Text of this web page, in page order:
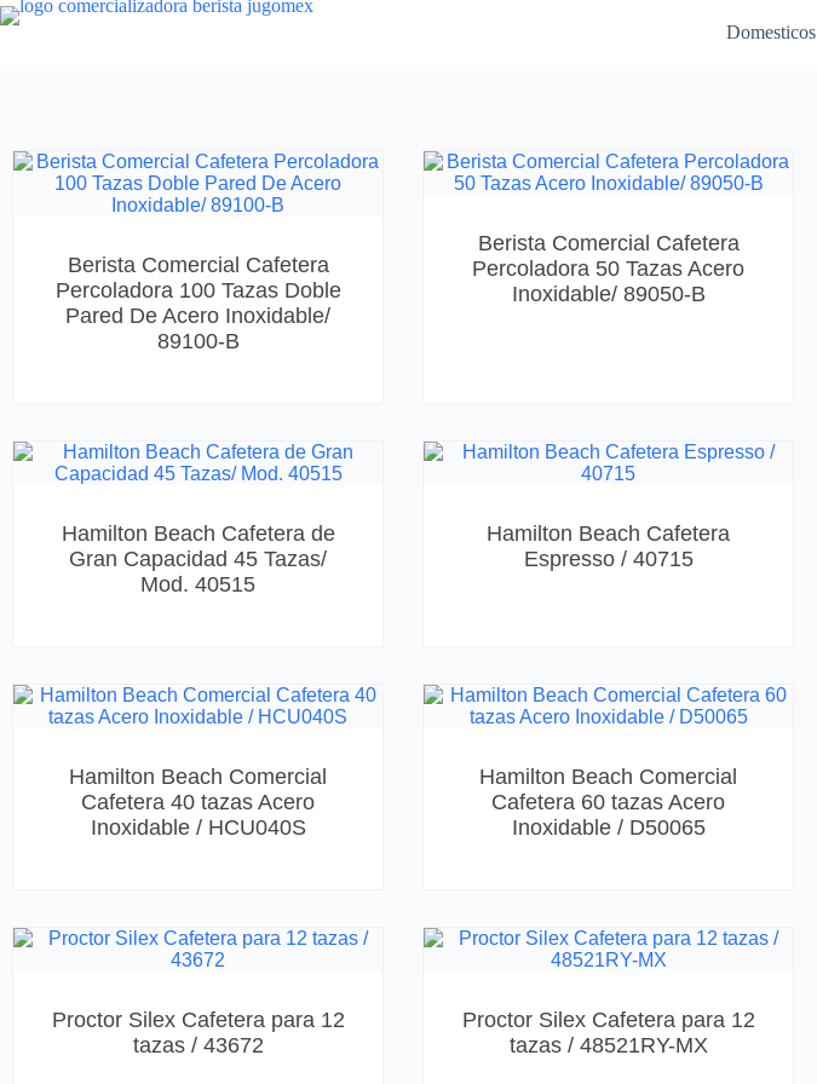
Domesticos
Berista Comercial Cafetera
Percoladora 100 Tazas Doble
Pared De Acero Inoxidable/
89100-B
Berista Comercial Cafetera
Percoladora 50 Tazas Acero
Inoxidable/ 89050-B
Hamilton Beach Cafetera de
Gran Capacidad 45 Tazas/
Mod. 40515
Hamilton Beach Cafetera
Espresso / 40715
Hamilton Beach Comercial
Cafetera 40 tazas Acero
Inoxidable / HCU040S
Hamilton Beach Comercial
Cafetera 60 tazas Acero
Inoxidable / D50065
Proctor Silex Cafetera para 12
tazas / 43672
Proctor Silex Cafetera para 12
tazas / 48521RY-MX